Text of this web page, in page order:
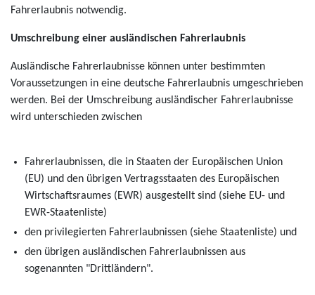
Fahrerlaubnis notwendig.
Umschreibung einer ausländischen Fahrerlaubnis
Ausländische Fahrerlaubnisse können unter bestimmten
Voraussetzungen in eine deutsche Fahrerlaubnis umgeschrieben
werden. Bei der Umschreibung ausländischer Fahrerlaubnisse
wird unterschieden zwischen
Fahrerlaubnissen, die in Staaten der Europäischen Union
(EU) und den übrigen Vertragsstaaten des Europäischen
Wirtschaftsraumes (EWR) ausgestellt sind (siehe EU- und
EWR-Staatenliste)
den privilegierten Fahrerlaubnissen (siehe Staatenliste) und
den übrigen ausländischen Fahrerlaubnissen aus
sogenannten "Drittländern".